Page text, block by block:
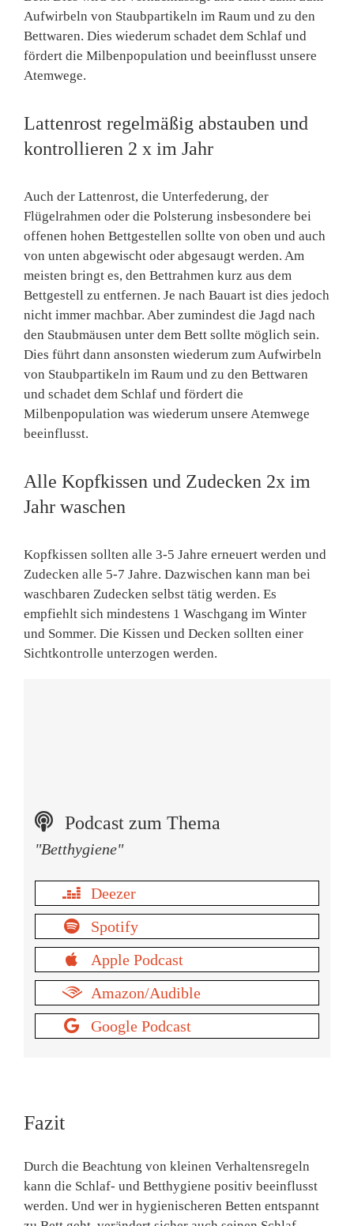
Aufwirbeln von Staubpartikeln im Raum und zu den
Bettwaren. Dies wiederum schadet dem Schlaf und
fördert die Milbenpopulation und beeinflusst unsere
Atemwege.
Lattenrost regelmäßig abstauben und
kontrollieren 2 x im Jahr
Auch der Lattenrost, die Unterfederung, der
Flügelrahmen oder die Polsterung insbesondere bei
offenen hohen Bettgestellen sollte von oben und auch
von unten abgewischt oder abgesaugt werden. Am
meisten bringt es, den Bettrahmen kurz aus dem
Bettgestell zu entfernen. Je nach Bauart ist dies jedoch
nicht immer machbar. Aber zumindest die Jagd nach
den Staubmäusen unter dem Bett sollte möglich sein.
Dies führt dann ansonsten wiederum zum Aufwirbeln
von Staubpartikeln im Raum und zu den Bettwaren
und schadet dem Schlaf und fördert die
Milbenpopulation was wiederum unsere Atemwege
beeinflusst.
Alle Kopfkissen und Zudecken 2x im
Jahr waschen
Kopfkissen sollten alle 3-5 Jahre erneuert werden und
Zudecken alle 5-7 Jahre. Dazwischen kann man bei
waschbaren Zudecken selbst tätig werden. Es
empfiehlt sich mindestens 1 Waschgang im Winter
und Sommer. Die Kissen und Decken sollten einer
Sichtkontrolle unterzogen werden.
Podcast zum Thema
"Betthygiene"
Deezer
Spotify
Apple Podcast
Amazon/Audible
Google Podcast
Fazit
Durch die Beachtung von kleinen Verhaltensregeln
kann die Schlaf- und Betthygiene positiv beeinflusst
werden. Und wer in hygienischeren Betten entspannt